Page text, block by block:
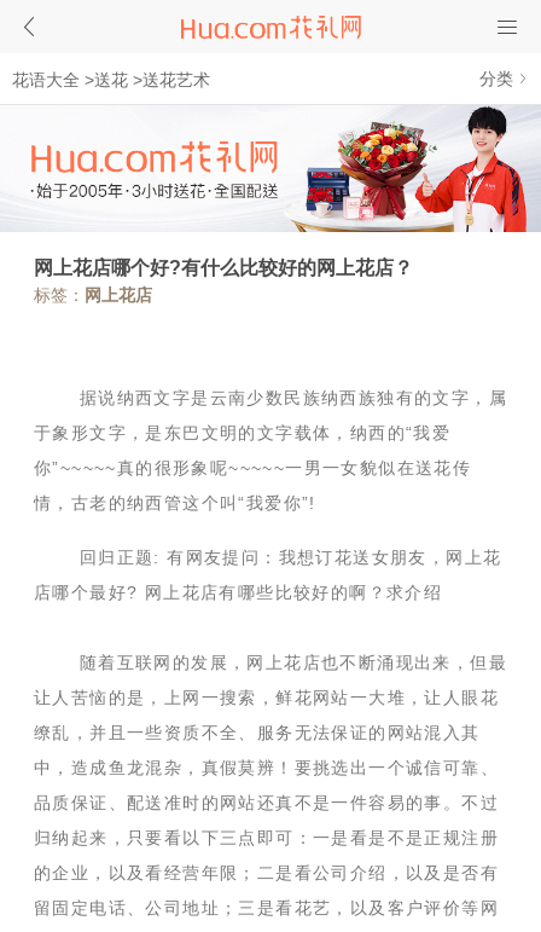
花语大全 >送花 >送花艺术 分类
网上花店哪个好?有什么比较好的网上花店？
标签： 网上花店
据说纳西文字是云南少数民族纳西族独有的文字，属
于象形文字，是东巴文明的文字载体，纳西的“我爱
你”~~~~~真的很形象呢~~~~~一男一女貌似在送花传
情，古老的纳西管这个叫“我爱你”!
回归正题: 有网友提问：我想订花送女朋友，网上花
店哪个最好? 网上花店有哪些比较好的啊？求介绍
随着互联网的发展，网上花店也不断涌现出来，但最
让人苦恼的是，上网一搜索，鲜花网站一大堆，让人眼花
缭乱，并且一些资质不全、服务无法保证的网站混入其
中，造成鱼龙混杂，真假莫辨！要挑选出一个诚信可靠、
品质保证、配送准时的网站还真不是一件容易的事。不过
归纳起来，只要看以下三点即可：一是看是不是正规注册
的企业，以及看经营年限；二是看公司介绍，以及是否有
留固定电话、公司地址；三是看花艺，以及客户评价等网